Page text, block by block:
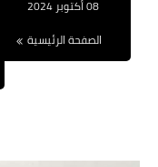
08 أكتوبر 2024
الصفحة الرئيسية